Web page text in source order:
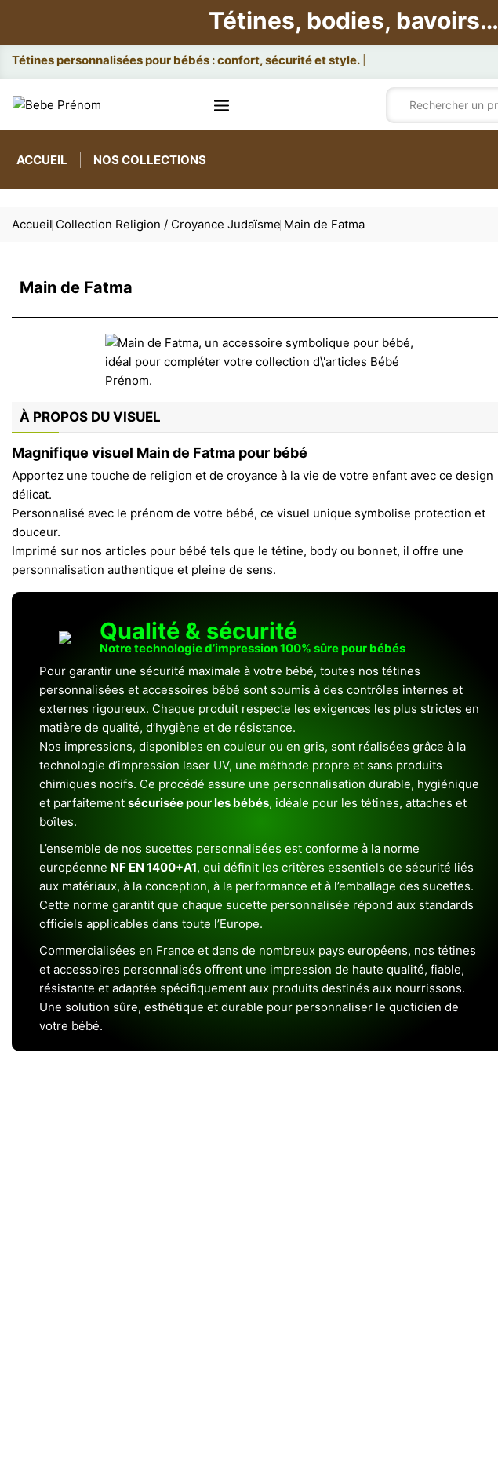
Tétines, bodies, bavoirs…
Attache
ACCUEIL NOS COLLECTIONS
Accueil Collection Religion / Croyance Judaïsme Main de Fatma
Main de Fatma
À PROPOS DU VISUEL
Magnifique visuel Main de Fatma pour bébé
Apportez une touche de religion et de croyance à la vie de votre enfant avec ce design
délicat.
Personnalisé avec le prénom de votre bébé, ce visuel unique symbolise protection et
douceur.
Imprimé sur nos articles pour bébé tels que le tétine, body ou bonnet, il offre une
personnalisation authentique et pleine de sens.
Qualité & sécurité
Notre technologie d’impression 100% sûre pour bébés
Pour garantir une sécurité maximale à votre bébé, toutes nos tétines
personnalisées et accessoires bébé sont soumis à des contrôles internes et
externes rigoureux. Chaque produit respecte les exigences les plus strictes en
matière de qualité, d’hygiène et de résistance.
Nos impressions, disponibles en couleur ou en gris, sont réalisées grâce à la
technologie d’impression laser UV, une méthode propre et sans produits
chimiques nocifs. Ce procédé assure une personnalisation durable, hygiénique
et parfaitement sécurisée pour les bébés, idéale pour les tétines, attaches et
boîtes.
L’ensemble de nos sucettes personnalisées est conforme à la norme
européenne NF EN 1400+A1, qui définit les critères essentiels de sécurité liés
aux matériaux, à la conception, à la performance et à l’emballage des sucettes.
Cette norme garantit que chaque sucette personnalisée répond aux standards
officiels applicables dans toute l’Europe.
Commercialisées en France et dans de nombreux pays européens, nos tétines
et accessoires personnalisés offrent une impression de haute qualité, fiable,
résistante et adaptée spécifiquement aux produits destinés aux nourrissons.
Une solution sûre, esthétique et durable pour personnaliser le quotidien de
votre bébé.